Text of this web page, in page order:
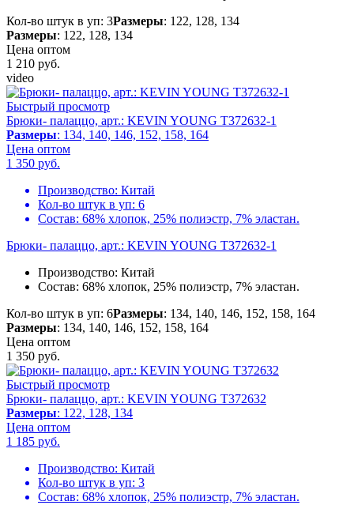
Кол-во штук в уп: 3Размеры: 122, 128, 134
Размеры: 122, 128, 134
Цена оптом
1 210 руб.
video
Быстрый просмотр
Брюки- палаццо, арт.: KEVIN YOUNG T372632-1
Размеры: 134, 140, 146, 152, 158, 164
Цена оптом
1 350 руб.
Производство: Китай
Кол-во штук в уп: 6
Состав: 68% хлопок, 25% полиэстр, 7% эластан.
Брюки- палаццо, арт.: KEVIN YOUNG T372632-1
Производство: Китай
Состав: 68% хлопок, 25% полиэстр, 7% эластан.
Кол-во штук в уп: 6Размеры: 134, 140, 146, 152, 158, 164
Размеры: 134, 140, 146, 152, 158, 164
Цена оптом
1 350 руб.
Быстрый просмотр
Брюки- палаццо, арт.: KEVIN YOUNG T372632
Размеры: 122, 128, 134
Цена оптом
1 185 руб.
Производство: Китай
Кол-во штук в уп: 3
Состав: 68% хлопок, 25% полиэстр, 7% эластан.